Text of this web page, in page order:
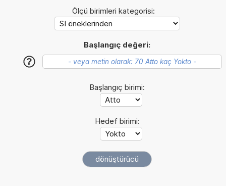
Ölçü birimleri kategorisi:
Başlangıç değeri:
?
Başlangıç birimi:
Hedef birimi: